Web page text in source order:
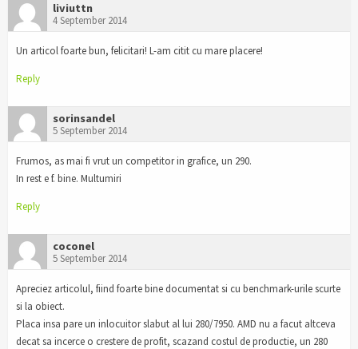
liviuttn
4 September 2014
Un articol foarte bun, felicitari! L-am citit cu mare placere!
Reply
sorinsandel
5 September 2014
Frumos, as mai fi vrut un competitor in grafice, un 290.
In rest e f. bine. Multumiri
Reply
coconel
5 September 2014
Apreciez articolul, fiind foarte bine documentat si cu benchmark-urile scurte
si la obiect.
Placa insa pare un inlocuitor slabut al lui 280/7950. AMD nu a facut altceva
decat sa incerce o crestere de profit, scazand costul de productie, un 280